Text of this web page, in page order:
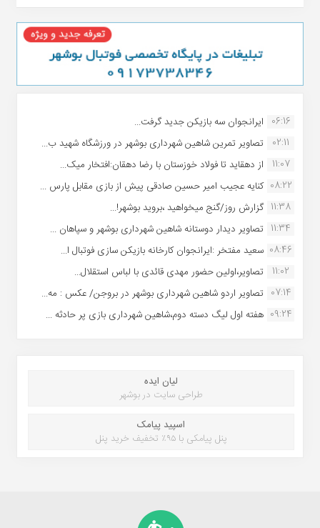
06:16 ایرانجوان سه بازیکن جدید گرفت...
02:11
تصاویر تمرین شاهین شهردارى بوشهر در ورزشگاه شهید ب...
11:07
از دهقاید تا فولاد خوزستان با رضا دهقان:افتخار میک...
08:22 کنایه عجیب امیر حسین صادقی پیش از بازی مقابل پارس ...
11:38 گزارش روز/گنج میخواهید ،بروید بوشهر!...
11:34 تصاویر دیدار دوستانه شاهین شهردارى بوشهر و سپاهان ...
08:46 سعید مفتخر :ایرانجوان کارخانه بازیکن سازی فوتبال ا...
11:02
تصاویر،اولین حضور مهدی قائدی با لباس استقلال...
07:14 تصاویر اردو شاهین شهرداری بوشهر در بروجن/ عکس : مه...
09:24 هفته اول لیگ دسته دوم،شاهین شهرداری بازی پر حادثه ...
لیان ایده
طراحی سایت در بوشهر
اسپید پیامک
پنل پیامکی با ۹۵٪ تخفیف خرید پنل